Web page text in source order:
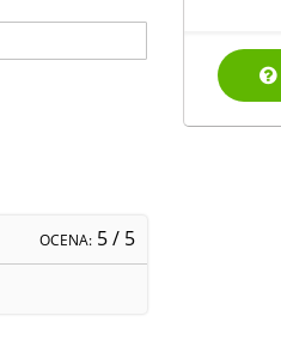
OCENA: 5/ 5